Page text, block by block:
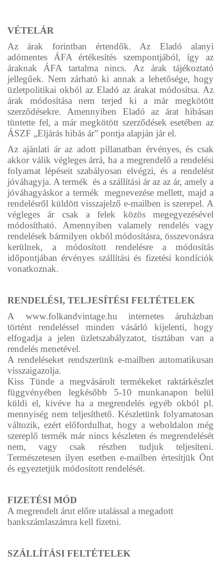
VÉTELÁR
Az árak forintban értendők. Az Eladó alanyi
adómentes ÁFA értékesítés szempontjából, így az
áraknak ÁFA tartalma nincs. Az árak tájékoztató
jellegűek. Nem zárható ki annak a lehetősége, hogy
üzletpolitikai okból az Eladó az árakat módosítsa. Az
árak módosítása nem terjed ki a már megkötött
szerződésekre. Amennyiben Eladó az árat hibásan
tüntette fel, a már megkötött szerződések esetében az
ÁSZF „Eljárás hibás ár” pontja alapján jár el.
Az ajánlati ár az adott pillanatban érvényes, és csak
akkor válik végleges árrá, ha a megrendelő a rendelési
folyamat lépéseit szabályosan elvégzi, és a rendelést
jóváhagyja. A termék és a szállítási ár az az ár, amely a
jóváhagyáskor a termék megnevezése mellett, majd a
rendelésről küldött visszajelző e-mailben is szerepel. A
végleges ár csak a felek közös megegyezésével
módosítható. Amennyiben valamely rendelés vagy
rendelések bármilyen okból módosításra, összevonásra
kerülnek, a módosított rendelésre a módosítás
időpontjában érvényes szállítási és fizetési kondíciók
vonatkoznak.
RENDELÉSI, TELJESÍTÉSI FELTÉTELEK
A www.folkandvintage.hu internetes áruházban
történt rendeléssel minden vásárló kijelenti, hogy
elfogadja a jelen üzletszabályzatot, tisztában van a
rendelés menetével.
A rendeléseket rendszerünk e-mailben automatikusan
visszaigazolja.
Kiss Tünde a megvásárolt termékeket raktárkészlet
függvényében legkésőbb 5-10 munkanapon belül
küldi el, kivéve ha a megrendelés egyéb okból pl.
mennyiség nem teljesíthető. Készletünk folyamatosan
változik, ezért előfordulhat, hogy a weboldalon még
szereplő termék már nincs készleten és megrendelését
nem, vagy csak részben tudjuk teljesíteni.
Természetesen ilyen esetben e-mailben értesítjük Önt
és egyeztetjük módosított rendelését.
FIZETÉSI MÓD
A megrendelt árut előre utalással a megadott
bankszámlaszámra kell fizetni.
SZÁLLÍTÁSI FELTÉTELEK